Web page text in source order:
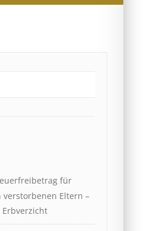
für
Eltern –